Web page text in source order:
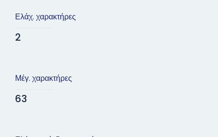
Ελάχ. χαρακτήρες
2
Μέγ. χαρακτήρες
63